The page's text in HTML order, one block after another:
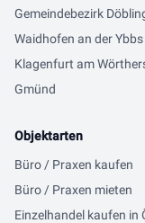
Gemeindebezirk
Waidhofen an der
Klagenfurt am
Gmünd
Objektarten
Büro / Praxen kaufen
Büro / Praxen mieten
Einzelhandel kaufen in